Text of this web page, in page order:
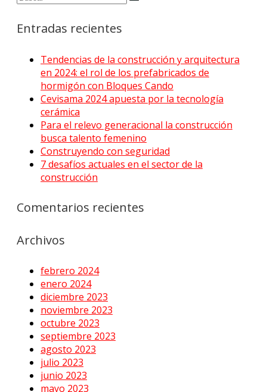
Entradas recientes
Tendencias de la construcción y arquitectura
en 2024: el rol de los prefabricados de
hormigón con Bloques Cando
Cevisama 2024 apuesta por la tecnología
cerámica
Para el relevo generacional la construcción
busca talento femenino
Construyendo con seguridad
7 desafíos actuales en el sector de la
construcción
Comentarios recientes
Archivos
febrero 2024
enero 2024
diciembre 2023
noviembre 2023
octubre 2023
septiembre 2023
agosto 2023
julio 2023
junio 2023
mayo 2023